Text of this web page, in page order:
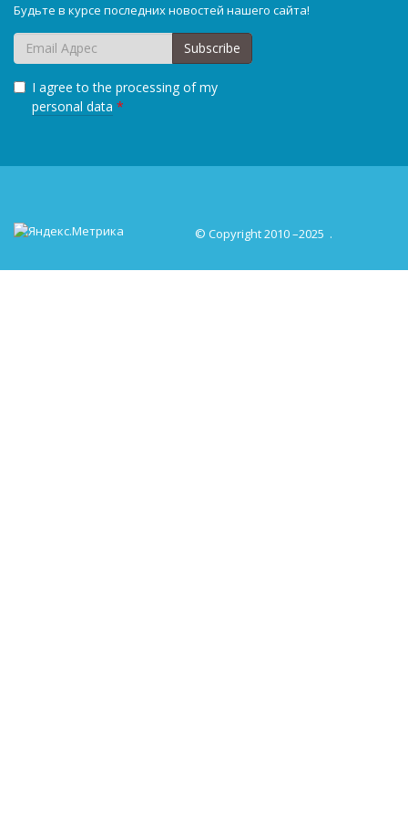
Будьте в курсе последних новостей нашего сайта!
I agree to the processing of my
personal data *
Subscribe
© Copyright 2010 –2025 .